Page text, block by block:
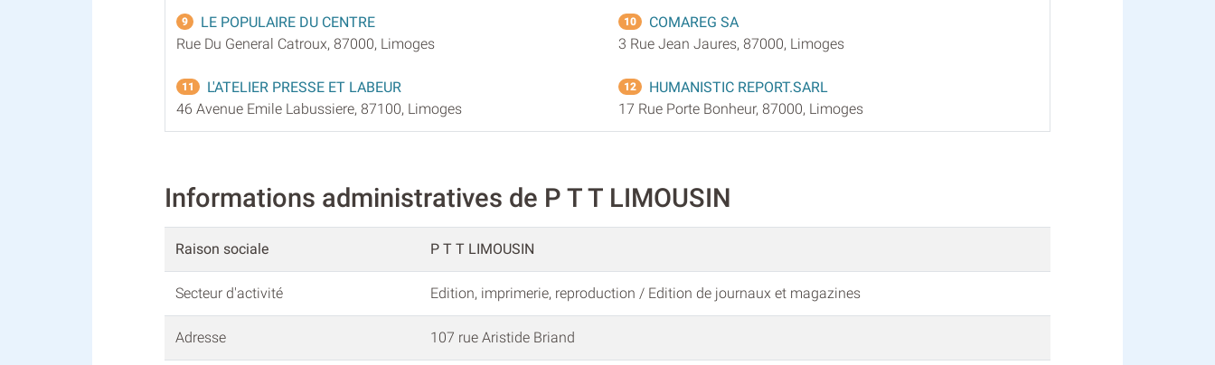
9
LE POPULAIRE DU CENTRE
Rue Du General Catroux, 87000, Limoges
10
COMAREG SA
3 Rue Jean Jaures, 87000, Limoges
11
L'ATELIER PRESSE ET LABEUR
46 Avenue Emile Labussiere, 87100, Limoges
12
HUMANISTIC REPORT.SARL
17 Rue Porte Bonheur, 87000, Limoges
Informations administratives de P T T LIMOUSIN
Raison sociale P T T LIMOUSIN
Secteur d'activité Edition, imprimerie, reproduction / Edition de journaux et magazines
Adresse 107 rue Aristide Briand